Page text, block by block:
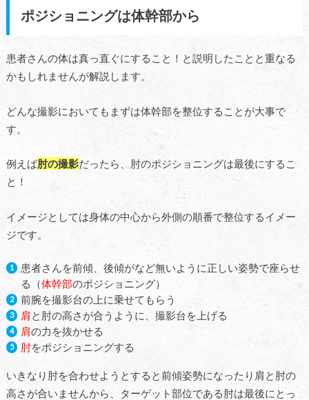
ポジショニングは体幹部から
患者さんの体は真っ直ぐにすること！と説明したことと重なる
かもしれませんが解説します。
どんな撮影においてもまずは体幹部を整位することが大事で
す。
例えば肘の撮影だったら、肘のポジショニングは最後にするこ
と！
イメージとしては身体の中心から外側の順番で整位するイメー
ジです。
患者さんを前傾、後傾がなど無いように正しい姿勢で座らせ
る（体幹部のポジショニング）
前腕を撮影台の上に乗せてもらう
肩と肘の高さが合うように、撮影台を上げる
肩の力を抜かせる
肘をポジショニングする
いきなり肘を合わせようとすると前傾姿勢になったり肩と肘の
高さが合いませんから、ターゲット部位である肘は最後にとっ